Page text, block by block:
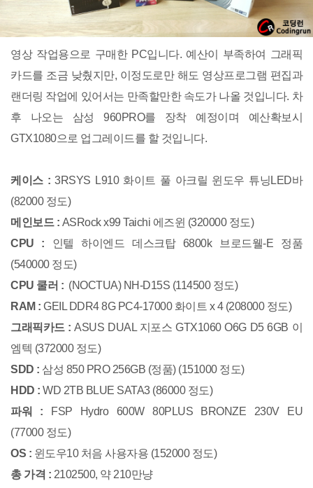
영상 작업용으로 구매한 PC입니다. 예산이 부족하여 그래픽
카드를 조금 낮췄지만, 이정도로만 해도 영상프로그램 편집과
랜더링 작업에 있어서는 만족할만한 속도가 나올 것입니다. 차
후 나오는 삼성 960PRO를 장착 예정이며 예산확보시
GTX1080으로 업그레이드를 할 것입니다.
케이스 : 3RSYS L910 화이트 풀 아크릴 윈도우 튜닝LED바
(82000 정도)
메인보드 : ASRock x99 Taichi 에즈윈 (320000 정도)
CPU :
인텔 하이엔드 데스크탑 6800k 브로드웰-E 정품
(540000 정도)
CPU 쿨러 : (NOCTUA) NH-D15S (114500 정도)
RAM : GEIL DDR4 8G PC4-17000 화이트 x 4 (208000 정도)
그래픽카드 : ASUS DUAL 지포스 GTX1060 O6G D5 6GB 이
엠텍 (372000 정도)
SDD : 삼성 850 PRO 256GB (정품) (151000 정도)
HDD : WD 2TB BLUE SATA3 (86000 정도)
파워 : FSP Hydro 600W 80PLUS BRONZE 230V EU
(77000 정도)
OS : 윈도우10 처음 사용자용 (152000 정도)
총 가격 : 2102500, 약 210만냥